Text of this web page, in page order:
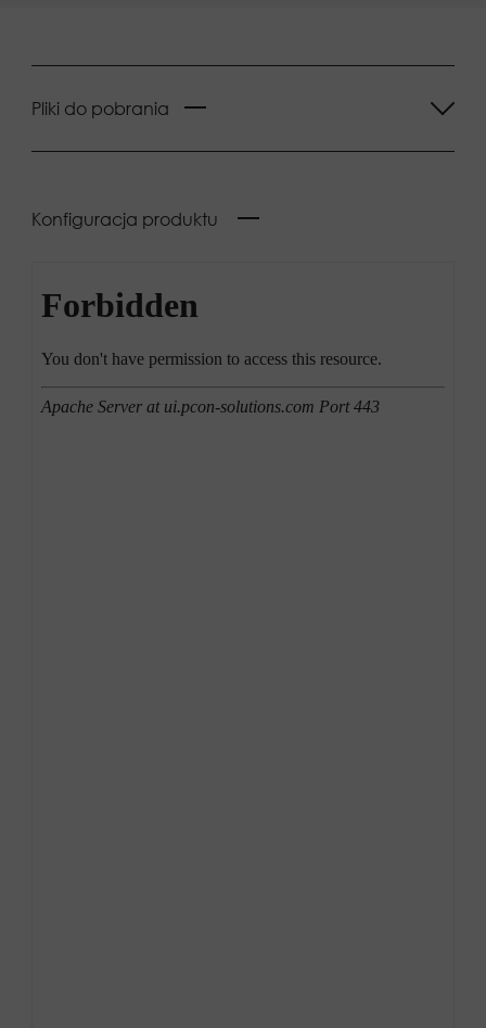
Pliki do pobrania
Konfiguracja produktu